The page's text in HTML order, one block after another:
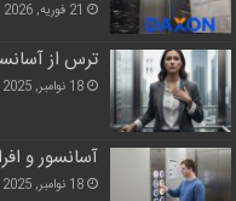
21 فوریه, 2026
ترس از
18 نوامبر, 2025
آسانسور و
18 نوامبر, 2025